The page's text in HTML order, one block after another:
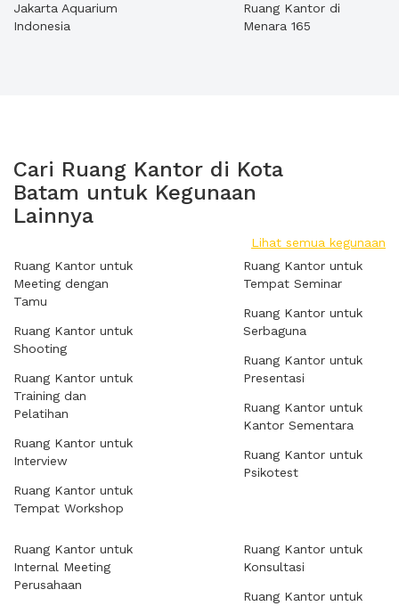
Jakarta Aquarium
Indonesia
Ruang Kantor di
Menara 165
Cari Ruang Kantor di Kota
Batam untuk Kegunaan
Lainnya
Lihat semua kegunaan
Ruang Kantor untuk
Meeting dengan
Tamu
Ruang Kantor untuk
Shooting
Ruang Kantor untuk
Training dan
Pelatihan
Ruang Kantor untuk
Interview
Ruang Kantor untuk
Tempat Workshop
Ruang Kantor untuk
Tempat Seminar
Ruang Kantor untuk
Serbaguna
Ruang Kantor untuk
Presentasi
Ruang Kantor untuk
Kantor Sementara
Ruang Kantor untuk
Psikotest
Ruang Kantor untuk
Internal Meeting
Perusahaan
Ruang Kantor untuk
Konsultasi
Ruang Kantor untuk